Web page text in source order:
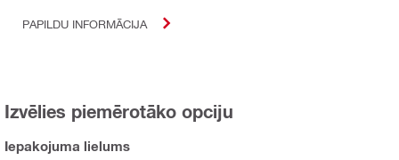
PAPILDU INFORMĀCIJA
Izvēlies piemērotāko opciju
Iepakojuma lielums